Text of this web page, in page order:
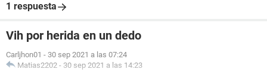
1 respuesta
Vih por herida en un dedo
Carljhon01 - 30 sep 2021 a las 07:24
Matias2202 - 30 sep 2021 a las 14:23